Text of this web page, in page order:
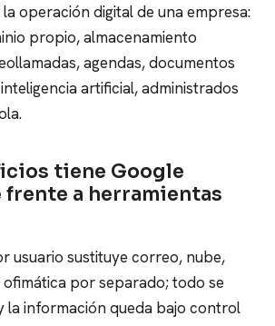
operación digital de una empresa:
propio, almacenamiento
agendas, documentos
artificial, administrados
tiene Google
frente a herramientas
usuario sustituye correo, nube,
por separado; todo se
la información queda bajo control